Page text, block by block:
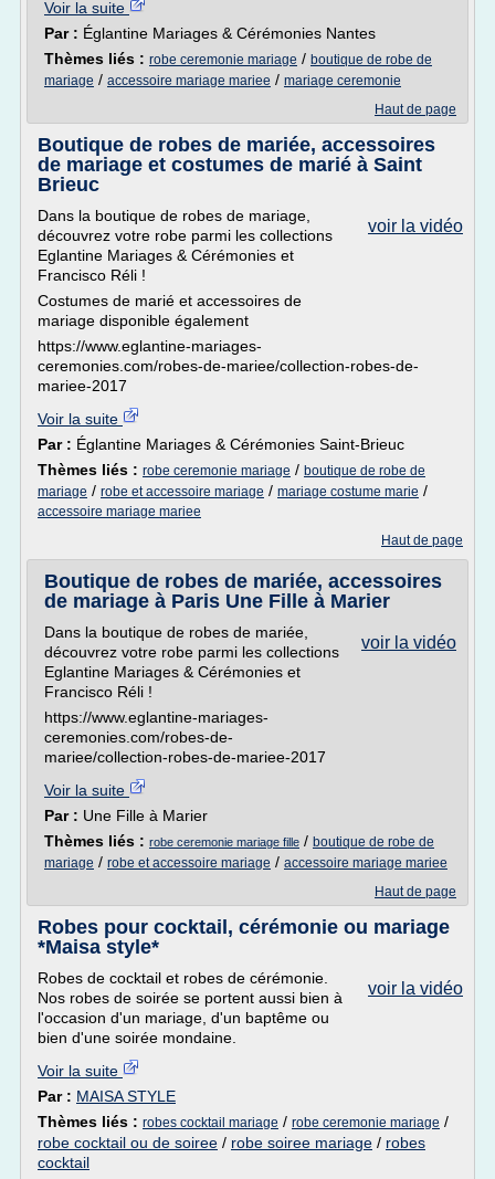
Voir la suite
Par : Églantine Mariages & Cérémonies Nantes
Thèmes liés : robe ceremonie mariage / boutique de robe de
mariage / accessoire mariage mariee / mariage ceremonie
Haut de page
Boutique de robes de mariée, accessoires
de mariage et costumes de marié à Saint
Brieuc
voir la vidéo
Dans la boutique de robes de mariage,
découvrez votre robe parmi les collections
Eglantine Mariages & Cérémonies et
Francisco Réli !
Costumes de marié et accessoires de
mariage disponible également
https://www.eglantine-mariages-
ceremonies.com/robes-de-mariee/collection-robes-de-
mariee-2017
Voir la suite
Par : Églantine Mariages & Cérémonies Saint-Brieuc
Thèmes liés : robe ceremonie mariage / boutique de robe de
mariage / robe et accessoire mariage / mariage costume marie /
accessoire mariage mariee
Haut de page
Boutique de robes de mariée, accessoires
de mariage à Paris Une Fille à Marier
voir la vidéo
Dans la boutique de robes de mariée,
découvrez votre robe parmi les collections
Eglantine Mariages & Cérémonies et
Francisco Réli !
https://www.eglantine-mariages-
ceremonies.com/robes-de-
mariee/collection-robes-de-mariee-2017
Voir la suite
Par : Une Fille à Marier
Thèmes liés : robe ceremonie mariage fille / boutique de robe de
mariage / robe et accessoire mariage / accessoire mariage mariee
Haut de page
Robes pour cocktail, cérémonie ou mariage
*Maisa style*
voir la vidéo
Robes de cocktail et robes de cérémonie.
Nos robes de soirée se portent aussi bien à
l'occasion d'un mariage, d'un baptême ou
bien d'une soirée mondaine.
Voir la suite
Par : MAISA STYLE
Thèmes liés : robes cocktail mariage / robe ceremonie mariage /
robe cocktail ou de soiree / robe soiree mariage / robes
cocktail